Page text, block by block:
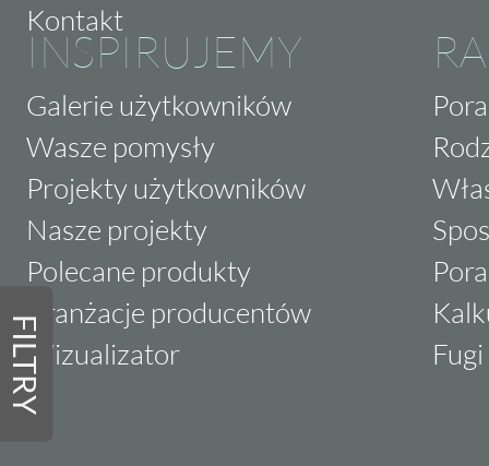
FILTRY
Kontakt
INSPIRUJEMY
Galerie użytkowników
Wasze pomysły
Projekty użytkowników
Nasze projekty
Polecane produkty
Aranżacje producentów
Wizualizator